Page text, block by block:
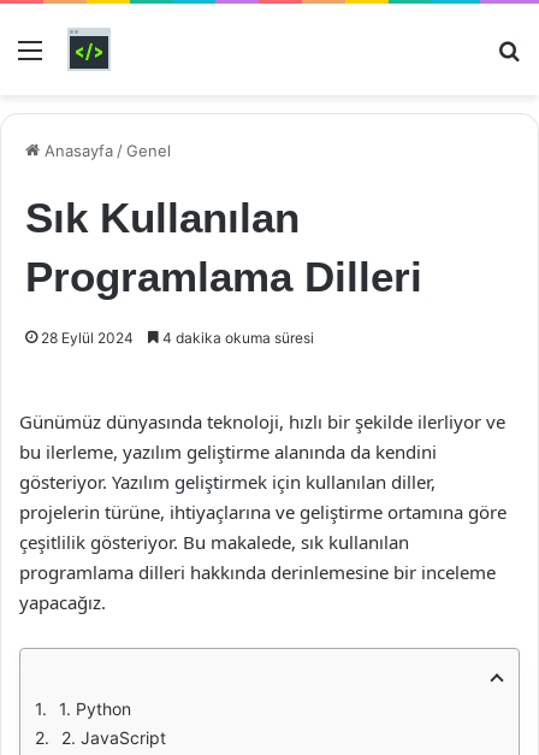
Menü
Anasayfa /Genel
Sık Kullanılan
Programlama Dilleri
28 Eylül 2024 4 dakika okuma süresi
Günümüz dünyasında teknoloji, hızlı bir şekilde ilerliyor ve
bu ilerleme, yazılım geliştirme alanında da kendini
gösteriyor. Yazılım geliştirmek için kullanılan diller,
projelerin türüne, ihtiyaçlarına ve geliştirme ortamına göre
çeşitlilik gösteriyor. Bu makalede, sık kullanılan
programlama dilleri hakkında derinlemesine bir inceleme
yapacağız.
1. Python
2. JavaScript